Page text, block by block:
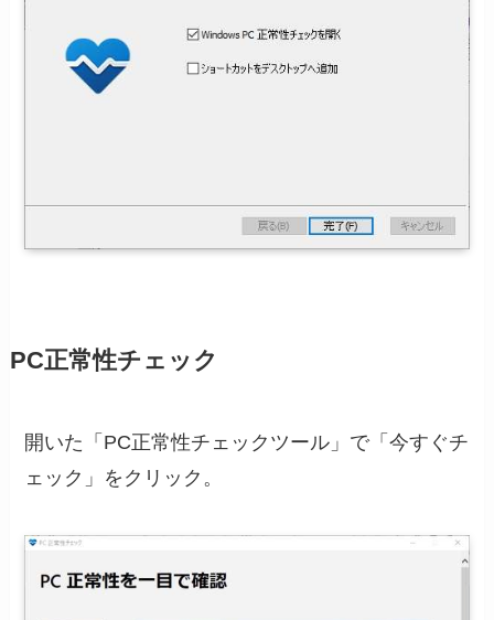
PC正常性チェック
開いた「PC正常性チェックツール」で「今すぐチ
ェック」をクリック。